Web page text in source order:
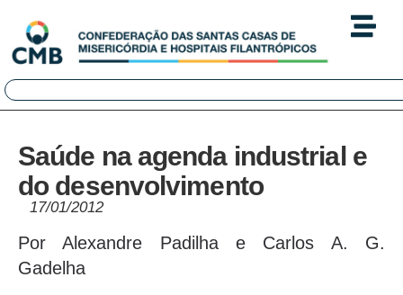
Saúde na agenda industrial e
do desenvolvimento
17/01/2012
Por Alexandre Padilha e Carlos A. G.
Gadelha